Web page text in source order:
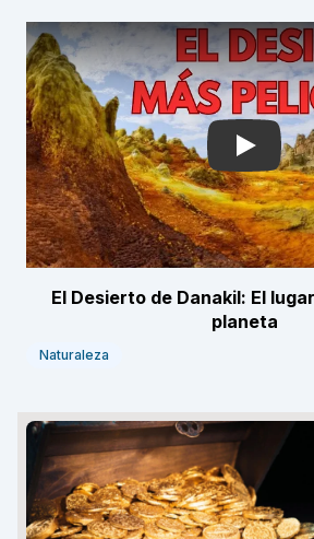
El Desierto de Danakil: El
planeta
Play
Naturaleza